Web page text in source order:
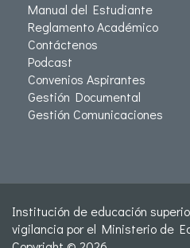
Manual del Estudiante
Reglamento Académico
Contáctenos
Podcast
Convenios Aspirantes
Gestión Documental
Gestión Comunicaciones
Institución de educación
vigilancia por el Ministerio de